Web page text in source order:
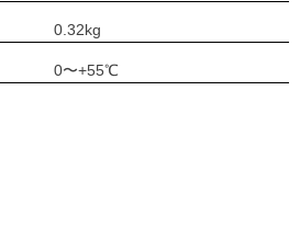
0.32kg
0〜+55℃